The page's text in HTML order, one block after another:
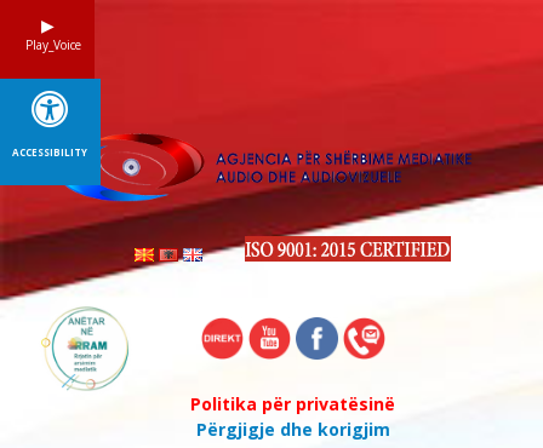
Politika për privatësinë
Përgjigje dhe korigjim
Play_Voice
ACCESSIBILITY